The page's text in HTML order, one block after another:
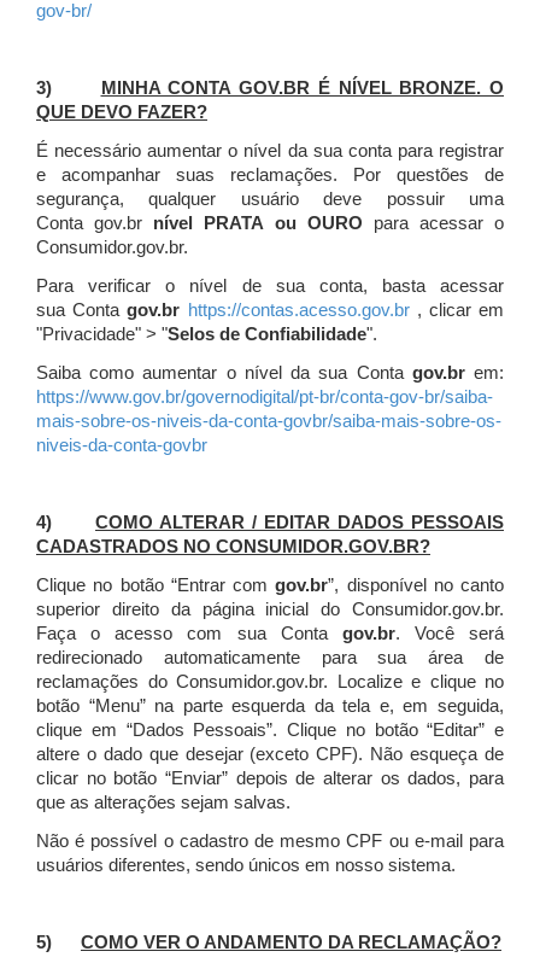
gov-br/
3)
MINHA CONTA GOV.BR É NÍVEL BRONZE. O
QUE DEVO FAZER?
É necessário aumentar o nível da sua conta para registrar
e acompanhar suas reclamações. Por questões de
segurança, qualquer usuário deve possuir uma
Conta gov.br nível PRATA ou OURO para acessar o
Consumidor.gov.br.
Para verificar o nível de sua conta, basta acessar
sua Contagov.br https://contas.acesso.gov.br, clicar em
"Privacidade" > "Selos de Confiabilidade".
Saiba como aumentar o nível da sua Conta gov.brem:
https://www.gov.br/governodigital/pt-br/conta-gov-br/saiba-
mais-sobre-os-niveis-da-conta-govbr/saiba-mais-sobre-os-
niveis-da-conta-govbr
4) COMO ALTERAR / EDITAR DADOS PESSOAIS
CADASTRADOS NO CONSUMIDOR.GOV.BR?
Clique no botão “Entrar comgov.br”, disponível no canto
superior direito da página inicial do Consumidor.gov.br.
Faça o acesso com sua Conta gov.br. Você será
redirecionado automaticamente para sua área de
reclamações do Consumidor.gov.br.
Localize e clique no
botão “Menu” na parte esquerda da tela e, em seguida,
clique em “Dados Pessoais”. Clique no botão “Editar” e
altere o dado que desejar (exceto CPF). Não esqueça de
clicar no botão “Enviar” depois de alterar os dados, para
que as alterações sejam salvas.
Não é possível o cadastro de mesmo CPF ou e-mail para
usuários diferentes, sendo únicos em nosso sistema.
5) COMO VER O ANDAMENTO DA RECLAMAÇÃO?